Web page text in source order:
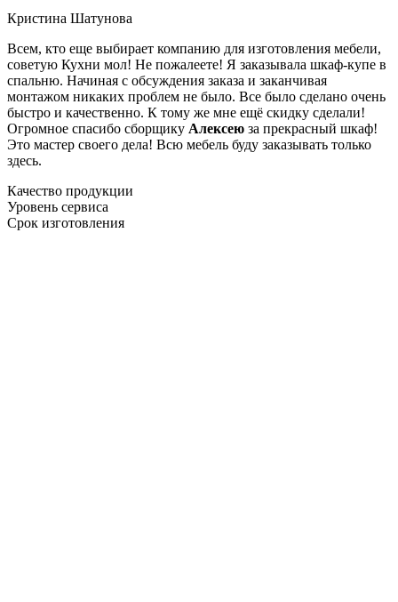
Кристина Шатунова
Всем, кто еще выбирает компанию для изготовления мебели,
советую Кухни мол! Не пожалеете! Я заказывала шкаф-купе в
спальню. Начиная с обсуждения заказа и заканчивая
монтажом никаких проблем не было. Все было сделано очень
быстро и качественно. К тому же мне ещё скидку сделали!
Огромное спасибо сборщику Алексею за прекрасный шкаф!
Это мастер своего дела! Всю мебель буду заказывать только
здесь.
Качество продукции
Уровень сервиса
Срок изготовления